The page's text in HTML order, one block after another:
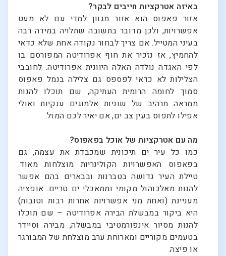
באיזה אטרקציות חייבים לבקר?
אזור פאפוס הוא אזור מגוון למדי עם לא מעט
אפשרויות, ולכן מדובר בתשובה שתלויה במידה רבה
בעיני המטייל. אם צריך לבחור נקודה אחת שלא כדאי
להחמיץ, אז נזכיר את חוף אפרודיטה המפורסם בו
לפי האגדה נולדה האלה היוונית אפרודיטה. לחובבי
הצלילות לא כדאי לפספס גם צלילה בנמל פאפוס
סמוך לחומה הרומית העתיקה, שם תוכלו להנות
ממראה מרהיב של שוניות אלמוגים ענקיות ואולי
אפילו לתפוס בעין צב ים, אם יאיר לכם המזל.
מה עם אטרקציות של אוכל בפאפוס?
כמו כל עיר ים תיכונית שמכבדת את עצמה, גם
בפאפוס האפשרויות הקולינריות מוצלחות מאוד.
טיילת העיר גדושה בטברנות ובבארים בהם אפשר
להנות מאלכוהול מקומי וממאכלי ים טריים. אופציה
מעניינת (ואחת מני אפשרויות אחרות רבות וטובות)
היא ביקור במבשלת הבירה אפרודיטה – שם תוכלו
להנות מסיור אינפורמטיבי במבשלה, מבירה וסיידר
בטעמים מקוריים ומארוחת ערב מוצלחת של המבורגר
או פיצה.